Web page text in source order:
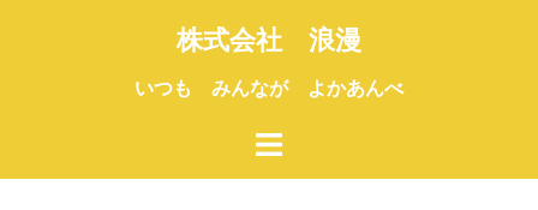
へ
株式会社 浪漫
いつも みんなが よかあんべ